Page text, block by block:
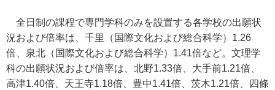
全日制の課程で専門学科のみを設置する各学校の出願状
況および倍率は、千里（国際文化および総合科学）1.26
倍、泉北（国際文化および総合科学）1.41倍など。文理学
科の出願状況および倍率は、北野1.33倍、大手前1.21倍、
高津1.40倍、天王寺1.18倍、豊中1.41倍、茨木1.21倍、四條